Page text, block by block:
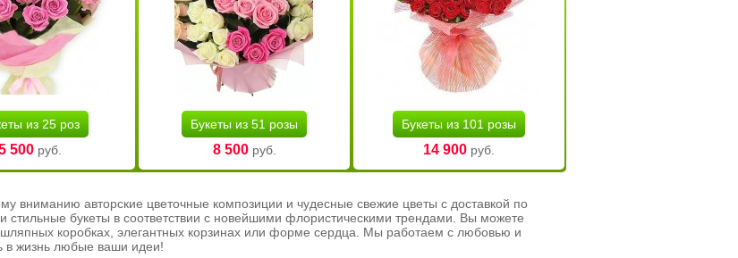
из 25 роз
500 руб.
Букеты из 51 розы
8 500руб.
Букеты из 101 розы
14 900руб.
вниманию авторские цветочные композиции и чудесные свежие цветы с доставкой по
букеты в соответствии с новейшими флористическими трендами. Вы можете
шляпных коробках, элегантных корзинах или форме сердца. Мы работаем с любовью и
в жизнь любые ваши идеи!